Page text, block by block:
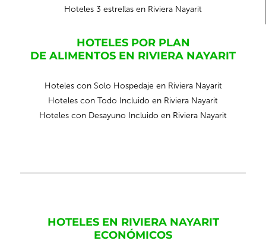
Hoteles 3 estrellas en Riviera Nayarit
HOTELES POR PLAN
DE ALIMENTOS EN RIVIERA NAYARIT
Hoteles con Solo Hospedaje en Riviera Nayarit
Hoteles con Todo Incluido en Riviera Nayarit
Hoteles con Desayuno Incluido en Riviera Nayarit
HOTELES EN RIVIERA NAYARIT
ECONÓMICOS